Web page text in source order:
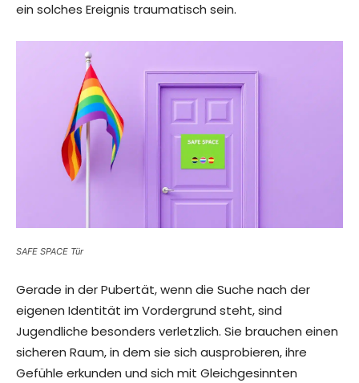
ein solches Ereignis traumatisch sein.
SAFE SPACE Tür
Gerade in der Pubertät, wenn die Suche nach der
eigenen Identität im Vordergrund steht, sind
Jugendliche besonders verletzlich. Sie brauchen einen
sicheren Raum, in dem sie sich ausprobieren, ihre
Gefühle erkunden und sich mit Gleichgesinnten